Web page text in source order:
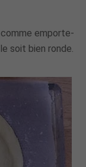
comme emporte-
soit bien ronde.